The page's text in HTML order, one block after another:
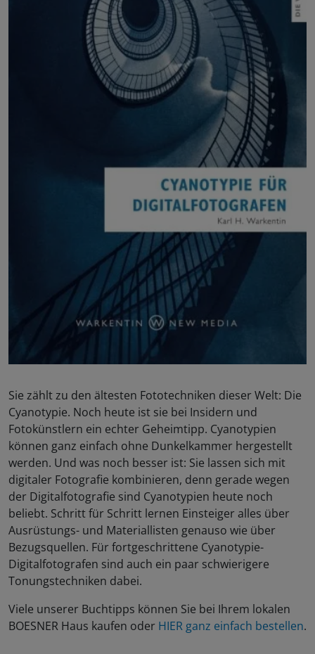
Sie zählt zu den ältesten Fototechniken dieser Welt: Die
Cyanotypie. Noch heute ist sie bei Insidern und
Fotokünstlern ein echter Geheimtipp. Cyanotypien
können ganz einfach ohne Dunkelkammer hergestellt
werden. Und was noch besser ist: Sie lassen sich mit
digitaler Fotografie kombinieren, denn gerade wegen
der Digitalfotografie sind Cyanotypien heute noch
beliebt. Schritt für Schritt lernen Einsteiger alles über
Ausrüstungs- und Materiallisten genauso wie über
Bezugsquellen. Für fortgeschrittene Cyanotypie-
Digitalfotografen sind auch ein paar schwierigere
Tonungstechniken dabei.
Viele unserer Buchtipps können Sie bei Ihrem lokalen
BOESNER Haus kaufen oder HIER ganz einfach bestellen.